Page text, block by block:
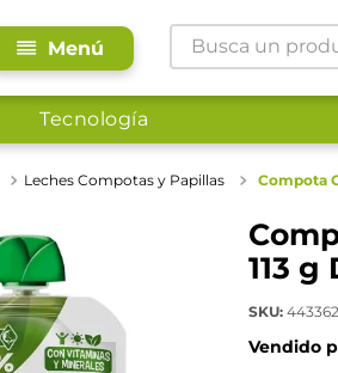
Busca un
Tecnología
Leches Compotas y Papillas Compota
113 g
SKU: 443362
Vendido